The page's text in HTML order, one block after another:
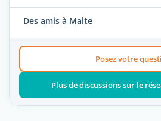
Des amis à Malte
Posez votre
Plus de discussions sur le